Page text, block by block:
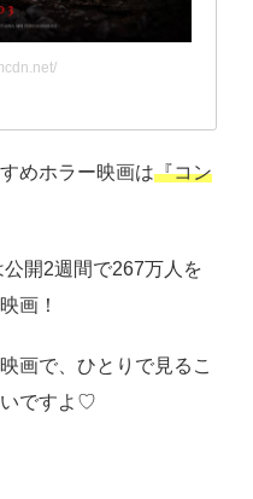
めホラー映画は『コン
開2週間で267万人を
画！
画で、ひとりで見るこ
いですよ♡